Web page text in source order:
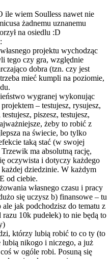
ile wiem Soulless nawet nie
żadnemu uznanemu
na osiedlu :D
projektu wychodząc
tego czy gra, względnie
dobra (tzn. czy jest
mieć kumpli na poziomie,
wygranej wykonując
– testujesz, rysujesz,
piszesz, testujesz,
żeby to robić z
na świecie, bo tylko
taką stać (w swojej
ma absolutną rację,
oczywista i dotyczy każdego
dziedzinie. W każdym
od ciebie.
własnego czasu i pracy
się uczysz b) finansowe – tu
jak podchodzisz do tematu z
10k pudełek) to nie będą to
którzy lubią robić to co ty (to
nikogo i niczego, a już
w ogóle robi. Posuną się